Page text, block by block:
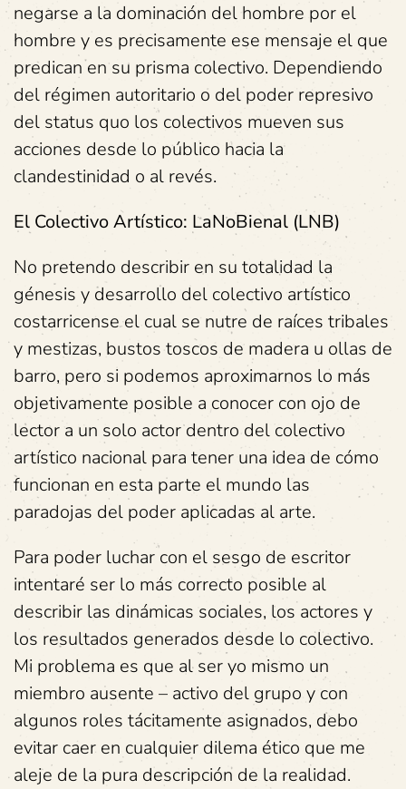
negarse a la dominación del hombre por el
hombre y es precisamente ese mensaje el que
predican en su prisma colectivo. Dependiendo
del régimen autoritario o del poder represivo
del status quo los colectivos mueven sus
acciones desde lo público hacia la
clandestinidad o al revés.
El Colectivo Artístico: LaNoBienal (LNB)
No pretendo describir en su totalidad la
génesis y desarrollo del colectivo artístico
costarricense el cual se nutre de raíces tribales
y mestizas, bustos toscos de madera u ollas de
barro, pero si podemos aproximarnos lo más
objetivamente posible a conocer con ojo de
lector a un solo actor dentro del colectivo
artístico nacional para tener una idea de cómo
funcionan en esta parte el mundo las
paradojas del poder aplicadas al arte.
Para poder luchar con el sesgo de escritor
intentaré ser lo más correcto posible al
describir las dinámicas sociales, los actores y
los resultados generados desde lo colectivo.
Mi problema es que al ser yo mismo un
miembro ausente – activo del grupo y con
algunos roles tácitamente asignados, debo
evitar caer en cualquier dilema ético que me
aleje de la pura descripción de la realidad.